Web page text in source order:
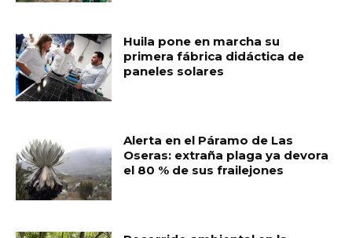
Huila pone en marcha su
primera fábrica didáctica de
paneles solares
Alerta en el Páramo de Las
Oseras: extraña plaga ya devora
el 80 % de sus frailejones